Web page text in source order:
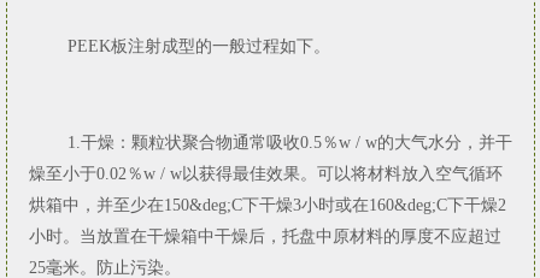
PEEK板注射成型的一般过程如下。
1.干燥：颗粒状聚合物通常吸收0.5％w / w的大气水分，并干
燥至小于0.02％w / w以获得最佳效果。可以将材料放入空气循环
烘箱中，并至少在150&deg;C下干燥3小时或在160&deg;C下干燥2
小时。当放置在干燥箱中干燥后，托盘中原材料的厚度不应超过
25毫米。防止污染。